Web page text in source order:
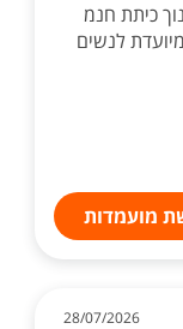
כיתת חנמ
המשרה מיועדת לנשים
מועמדות
28/07/2026